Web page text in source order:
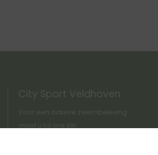
City Sport Veldhoven
Voor een actieve zwembeleving
moet u bij ons zijn.